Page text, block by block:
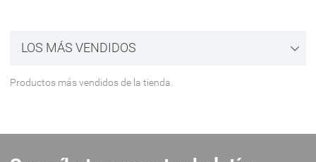
LOS MÁS VENDIDOS
Productos más vendidos de la tienda.